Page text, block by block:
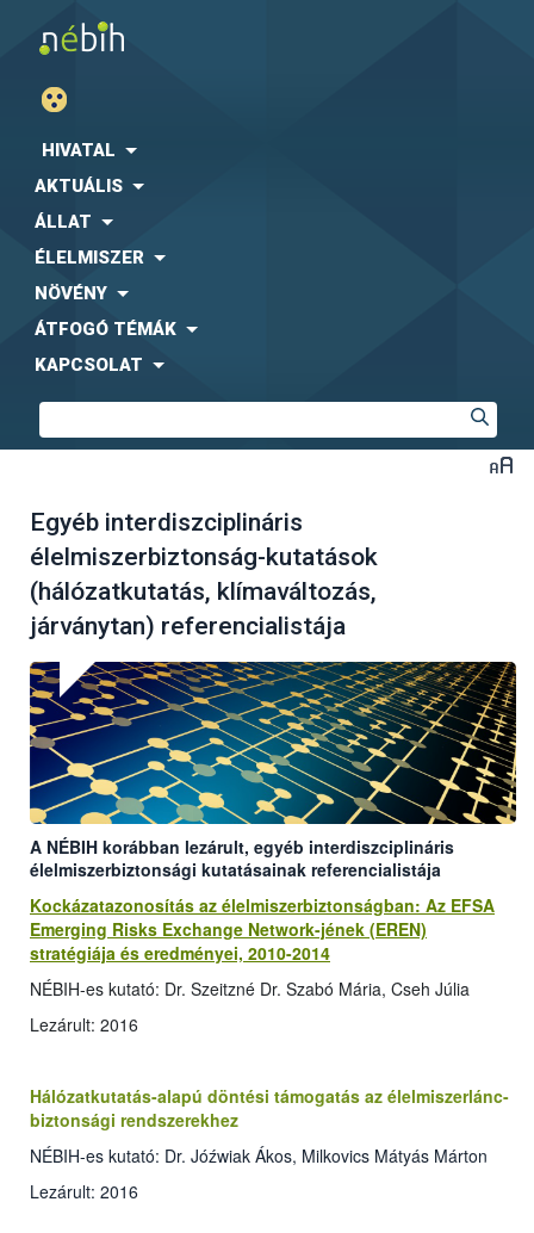
HIVATAL
AKTUÁLIS
ÁLLAT
ÉLELMISZER
NÖVÉNY
ÁTFOGÓ TÉMÁK
KAPCSOLAT
Egyéb interdiszciplináris
élelmiszerbiztonság-kutatások
(hálózatkutatás, klímaváltozás,
járványtan) referencialistája
A NÉBIH korábban lezárult, egyéb interdiszciplináris
élelmiszerbiztonsági kutatásainak referencialistája
Kockázatazonosítás az élelmiszerbiztonságban: Az EFSA
Emerging Risks Exchange Network-jének (EREN)
stratégiája és eredményei, 2010-2014
NÉBIH-es kutató: Dr. Szeitzné Dr. Szabó Mária, Cseh Júlia
Lezárult: 2016
Hálózatkutatás-alapú döntési támogatás az élelmiszerlánc-
biztonsági rendszerekhez
NÉBIH-es kutató: Dr. Jóźwiak Ákos, Milkovics Mátyás Márton
Lezárult: 2016